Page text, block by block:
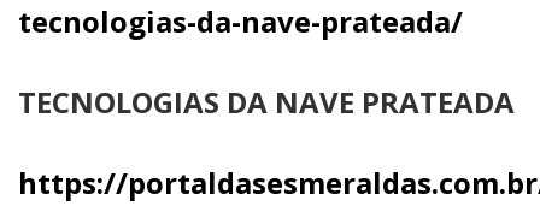
tecnologias-da-nave-prateada/
TECNOLOGIAS DA NAVE PRATEADA
https://